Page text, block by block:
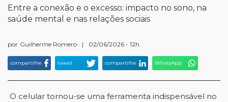
Entre a conexão e o excesso: impacto no sono, na
saúde mental e nas relações sociais
por Guilherme Romero | 02/06/2026 - 12h
compartilhe tweet compartilhe WhatsApp
O celular tornou-se uma ferramenta indispensável no